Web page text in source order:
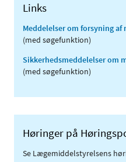
Links
Meddelelser om forsyning
(med søgefunktion)
Sikkerhedsmeddelelser om
(med søgefunktion)
Høringer på
Se Lægemiddelstyrelsens